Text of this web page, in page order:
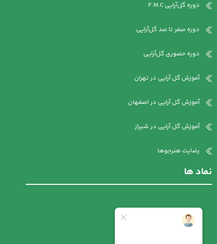
دوره گل‌آرایی F.M.C
دوره صفر تا صد گل‌آرایی
دوره حضوری گل‌آرایی
آموزش گل آرایی در تهران
آموزش گل آرایی در اصفهان
آموزش گل آرایی در شیراز
رضایت هنرجوها
نماد ها